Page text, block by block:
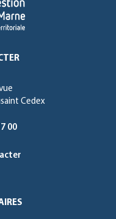
Cedex
00